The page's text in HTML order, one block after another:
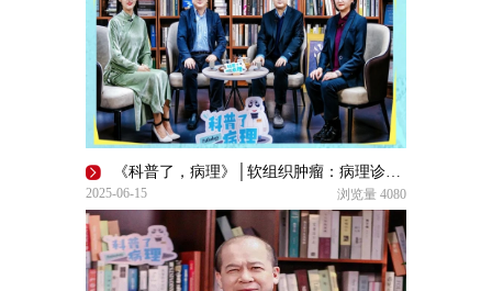
《科普了，病理》│软组织肿瘤：病理诊断的“硬茬”
2025-06-15 浏览量 4080